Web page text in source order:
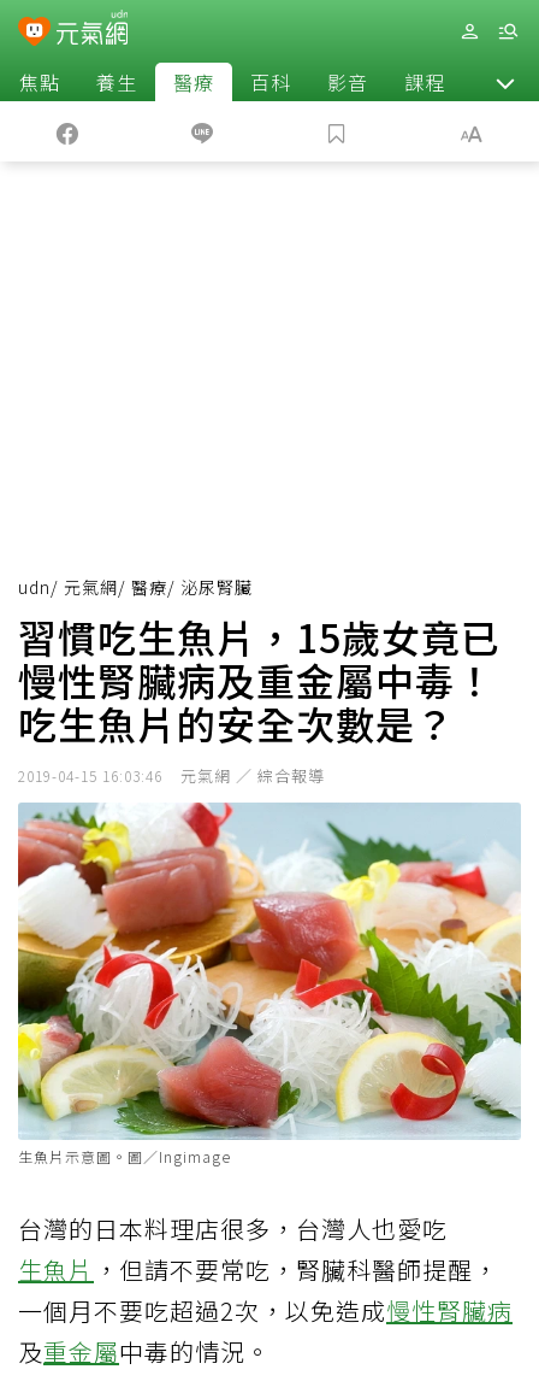
焦點 養生 醫療 百科 影音 課程 退休
udn/ 元氣網/ 醫療/ 泌尿腎臟
習慣吃生魚片，15歲女竟已
慢性腎臟病及重金屬中毒！
吃生魚片的安全次數是？
2019-04-15 16:03:46 元氣網 ／ 綜合報導
生魚片示意圖。圖／Ingimage
台灣的日本料理店很多，台灣人也愛吃
生魚片 ，但請不要常吃，腎臟科醫師提醒，
一個月不要吃超過2次，以免造成慢性腎臟病
及重金屬中毒的情況。